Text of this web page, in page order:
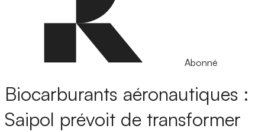
Abonné
Biocarburants aéronautiques :
Saipol prévoit de transformer